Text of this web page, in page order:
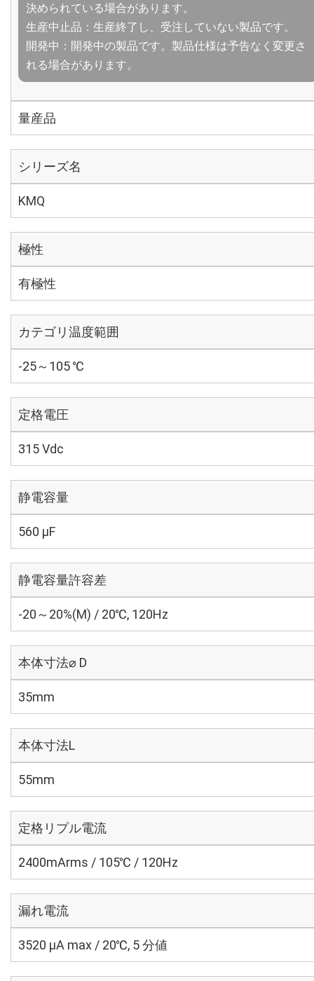
決められている場合があります。
生産中止品：生産終了し、受注していない製品です。
開発中：開発中の製品です。製品仕様は予告なく変更さ
れる場合があります。
量産品
シリーズ名
KMQ
極性
有極性
カテゴリ温度範囲
-25～105 ℃
定格電圧
315 Vdc
静電容量
560 µF
静電容量許容差
-20～20%(M) / 20℃, 120Hz
本体寸法⌀ D
35mm
本体寸法L
55mm
定格リプル電流
2400mArms / 105℃ / 120Hz
漏れ電流
3520 μA max / 20℃, 5 分値